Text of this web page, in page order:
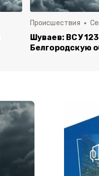
Происшествия
Шуваев: ВСУ
Белгородскую